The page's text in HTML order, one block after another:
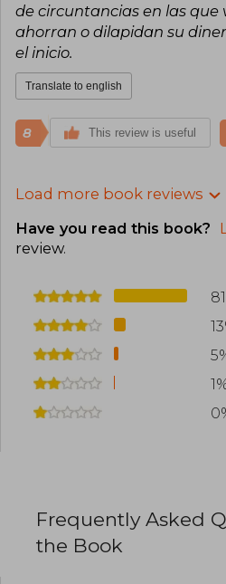
de circuntancias en las que
ahorran o dilapidan su
el inicio.
Translate to english
8 This review is useful
Load more book reviews
Have you read this book?
review.
Frequently Asked
the Book